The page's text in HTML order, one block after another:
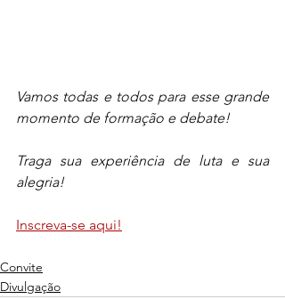
Vamos todas e todos para esse grande
momento de formação e debate!
Traga sua experiência de luta e sua
alegria!
Inscreva-se aqui!
Convite
Divulgação